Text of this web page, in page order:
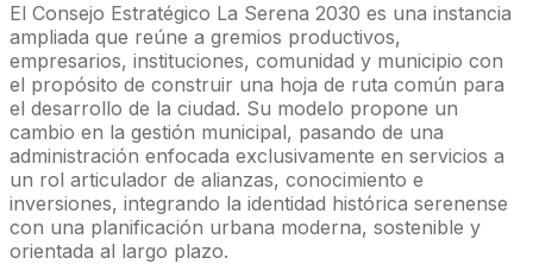
El Consejo Estratégico La Serena 2030 es una instancia
ampliada que reúne a gremios productivos,
empresarios, instituciones, comunidad y municipio con
el propósito de construir una hoja de ruta común para
el desarrollo de la ciudad. Su modelo propone un
cambio en la gestión municipal, pasando de una
administración enfocada exclusivamente en servicios a
un rol articulador de alianzas, conocimiento e
inversiones, integrando la identidad histórica serenense
con una planificación urbana moderna, sostenible y
orientada al largo plazo.